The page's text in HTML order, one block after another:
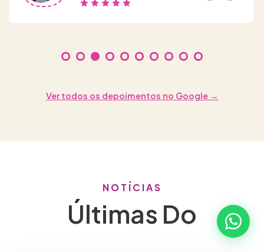
Ver todos os depoimentos no Google →
NOTÍCIAS
Últimas Do